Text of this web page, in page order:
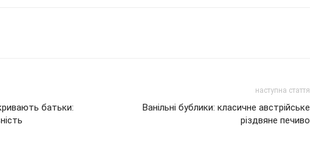
батьки:
наступна стаття
Ванільні бублики: класичне австрійське
різдвяне печиво